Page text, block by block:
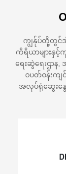
ကျွန်ုပ်တို့တွင်အီ
ကိရိယာများနှင့်
ရေးဆွဲရေးဌာန,
ဝပတ်ဝန်းကျ
အလုပ်ရုံဆွေးနွေ